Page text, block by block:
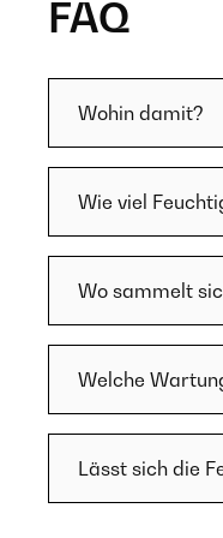
FAQ
Wohin damit?
Wie viel
Wo sammelt
Welche
Lässt sich die